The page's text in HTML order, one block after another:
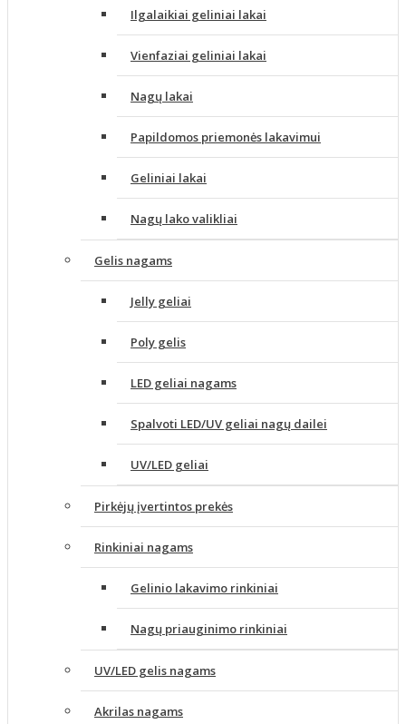
Ilgalaikiai geliniai lakai
Vienfaziai geliniai lakai
Nagų lakai
Papildomos priemonės lakavimui
Geliniai lakai
Nagų lako valikliai
Gelis nagams
Jelly geliai
Poly gelis
LED geliai nagams
Spalvoti LED/UV geliai nagų dailei
UV/LED geliai
Pirkėjų įvertintos prekės
Rinkiniai nagams
Gelinio lakavimo rinkiniai
Nagų priauginimo rinkiniai
UV/LED gelis nagams
Akrilas nagams